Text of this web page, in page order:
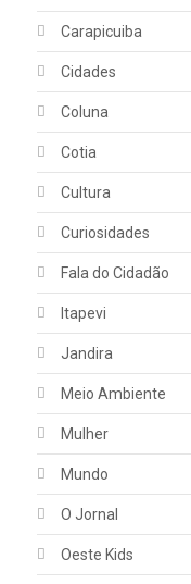
Carapicuiba
Cidades
Coluna
Cotia
Cultura
Curiosidades
Fala do Cidadão
Itapevi
Jandira
Meio Ambiente
Mulher
Mundo
O Jornal
Oeste Kids